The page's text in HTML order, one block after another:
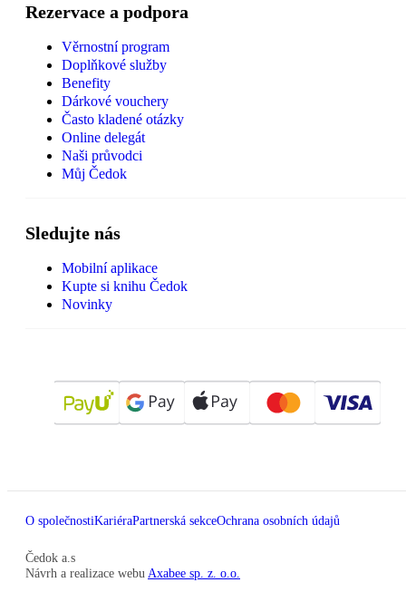
Rezervace a podpora
Věrnostní program
Doplňkové služby
Benefity
Dárkové vouchery
Často kladené otázky
Online delegát
Naši průvodci
Můj Čedok
Sledujte nás
Mobilní aplikace
Kupte si knihu Čedok
Novinky
O společnostiKariéraPartnerská sekceOchrana osobních údajů
Čedok a.s
Návrh a realizace webu Axabee sp. z. o.o.